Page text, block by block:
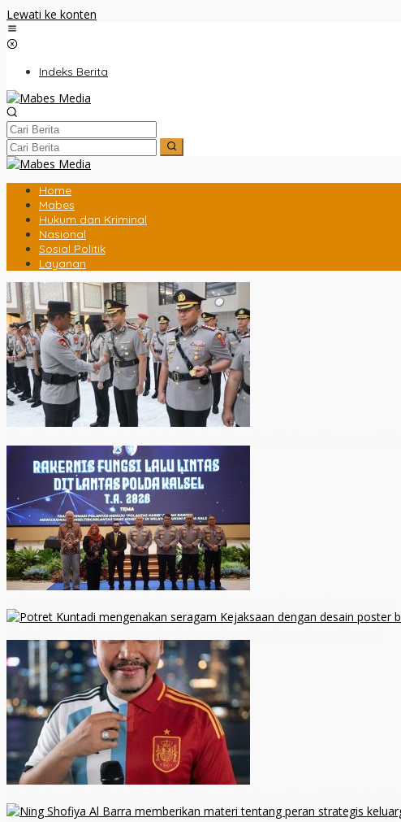
Lewati ke konten
Indeks Berita
Home
Mabes
Hukum dan Kriminal
Nasional
Sosial Politik
Layanan